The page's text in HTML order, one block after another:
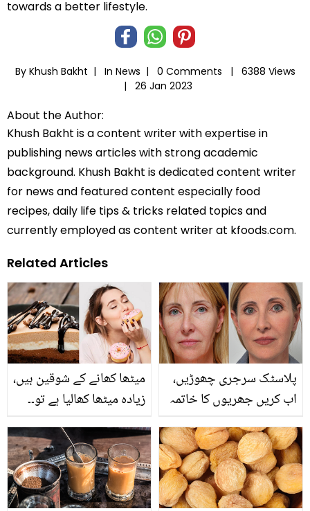
towards a better lifestyle.
By Khush Bakht | In News | 0 Comments |
6388 Views
|
26 Jan 2023
About the Author:
Khush Bakht is a content writer with expertise in
publishing news articles with strong academic
background. Khush Bakht is dedicated content writer
for news and featured content especially food
recipes, daily life tips & tricks related topics and
currently employed as content writer at kfoods.com.
Related Articles
میٹھا کھانے کے شوقین ہیں،
زیادہ میٹھا کھالیا ہے تو۔۔
کےلئے اب کیا کیا جائے؟
پلاسٹک سرجری چھوڑیں،
اب کریں جھریوں کا خاتمہ
طریقے سے جو بنائے آپ کو
جوان